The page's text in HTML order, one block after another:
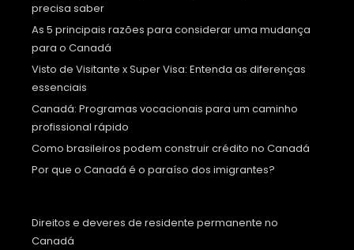
precisa saber
As 5 principais razões para considerar uma mudança
para o Canadá
Visto de Visitante x Super Visa: Entenda as diferenças
essenciais
Canadá: Programas vocacionais para um caminho
profissional rápido
Como brasileiros podem construir crédito no Canadá
Por que o Canadá é o paraíso dos imigrantes?
Direitos e deveres de residente permanente no
Canadá